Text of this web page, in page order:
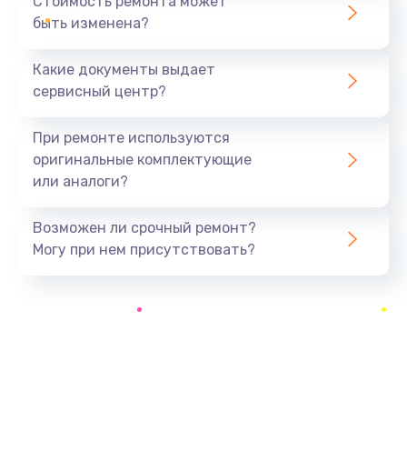
Замена разъёма наушников (гарнитуры)
Замена кнопок громкости
Заказать
быть изменена?
Какие документы выдает
сервисный центр?
При ремонте используются
оригинальные комплектующие
или аналоги?
Возможен ли срочный ремонт?
Могу при нем присутствовать?